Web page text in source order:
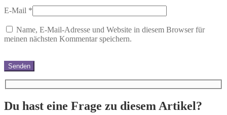
E-Mail *
Name, E-Mail-Adresse und Website in diesem Browser für
meinen nächsten Kommentar speichern.
Du hast eine Frage zu diesem Artikel?